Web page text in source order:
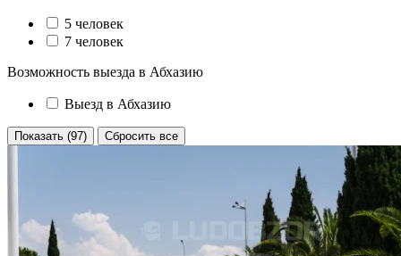
5 человек
7 человек
Возможность выезда в Абхазию
Выезд в Абхазию
Показать (97) Сбросить все